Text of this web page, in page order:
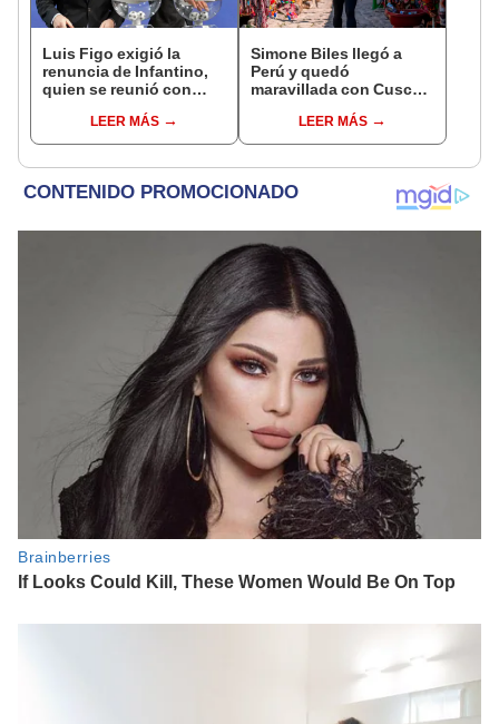
Luis Figo exigió la
renuncia de Infantino,
quien se reunió con
en Marruecos
LEER MÁS
Simone Biles llegó a
Perú y quedó
maravillada con Cusco:
lo hermoso que es este
país"
LEER MÁS